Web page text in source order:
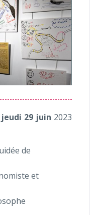
jeudi 29 juin 2023
de
et